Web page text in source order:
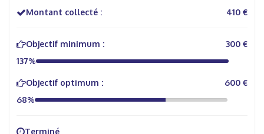
Montant collecté : 410 €
Objectif minimum :
300 €
137%
Objectif optimum :
600 €
68%
Terminé